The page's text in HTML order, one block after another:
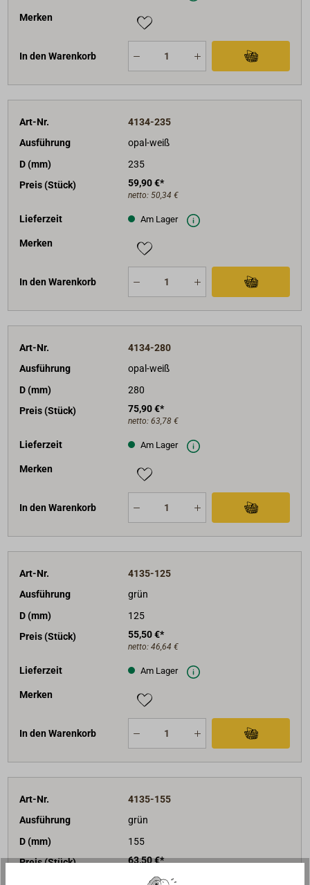
Merken
In den Warenkorb
Art-Nr.
4134-235
Ausführung
opal-weiß
D (mm)
235
Preis (Stück)
59,90 €*
netto: 50,34 €
Lieferzeit Am Lager
Merken
In den Warenkorb
Art-Nr.
4134-280
Ausführung
opal-weiß
D (mm)
280
Preis (Stück)
75,90 €*
netto: 63,78 €
Lieferzeit Am Lager
Merken
In den Warenkorb
Art-Nr.
4135-125
Ausführung
grün
D (mm)
125
Preis (Stück)
55,50 €*
netto: 46,64 €
Lieferzeit Am Lager
Merken
In den Warenkorb
Art-Nr.
4135-155
Ausführung
grün
D (mm)
155
Preis (Stück)
63,50 €*